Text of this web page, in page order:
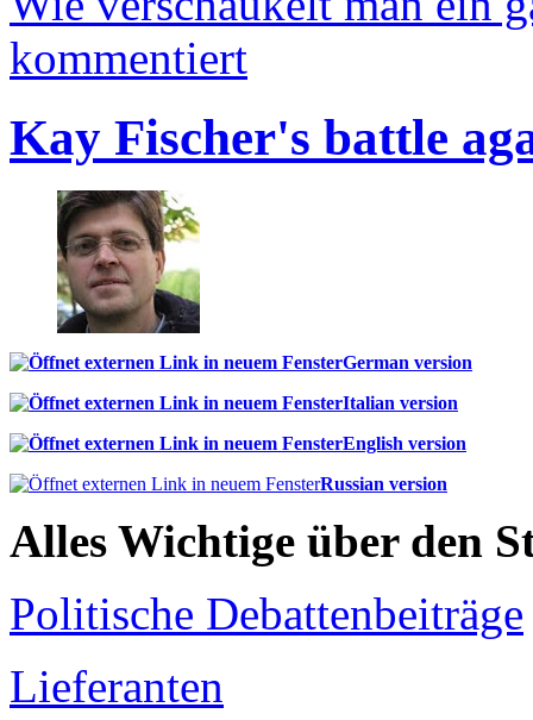
kommentiert
Kay Fischer's battle
German version
Italian version
English version
Russian version
Alles Wichtige über den
Politische Debattenbeiträge
Lieferanten